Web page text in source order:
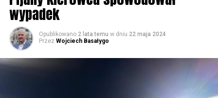
59660 odsłon
wypadek
Opublikowano 2 lata temu w dniu 22 maja 2024
Przez Wojciech Basałygo